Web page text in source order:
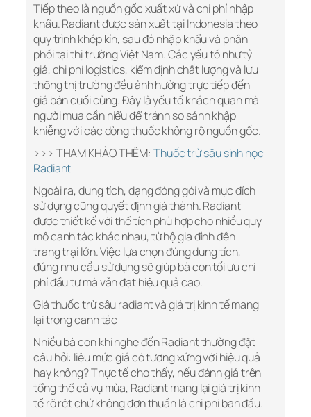
Tiếp theo là nguồn gốc xuất xứ và chi phí nhập
khẩu. Radiant được sản xuất tại Indonesia theo
quy trình khép kín, sau đó nhập khẩu và phân
phối tại thị trường Việt Nam. Các yếu tố như tỷ
giá, chi phí logistics, kiểm định chất lượng và lưu
thông thị trường đều ảnh hưởng trực tiếp đến
giá bán cuối cùng. Đây là yếu tố khách quan mà
người mua cần hiểu để tránh so sánh khập
khiễng với các dòng thuốc không rõ nguồn gốc.
>>> THAM KHẢO THÊM: Thuốc trừ sâu sinh học
Radiant
Ngoài ra, dung tích, dạng đóng gói và mục đích
sử dụng cũng quyết định giá thành. Radiant
được thiết kế với thể tích phù hợp cho nhiều quy
mô canh tác khác nhau, từ hộ gia đình đến
trang trại lớn. Việc lựa chọn đúng dung tích,
đúng nhu cầu sử dụng sẽ giúp bà con tối ưu chi
phí đầu tư mà vẫn đạt hiệu quả cao.
Giá thuốc trừ sâu radiant và giá trị kinh tế mang
lại trong canh tác
Nhiều bà con khi nghe đến Radiant thường đặt
câu hỏi: liệu mức giá có tương xứng với hiệu quả
hay không? Thực tế cho thấy, nếu đánh giá trên
tổng thể cả vụ mùa, Radiant mang lại giá trị kinh
tế rõ rệt chứ không đơn thuần là chi phí ban đầu.